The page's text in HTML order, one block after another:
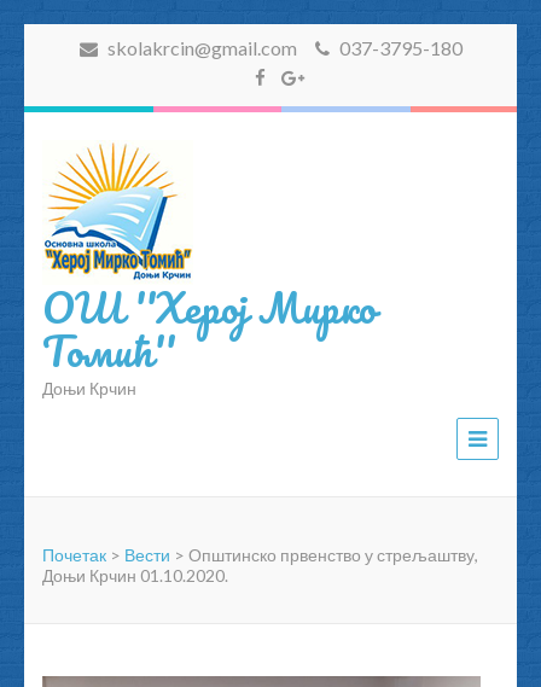
skolakrcin@gmail.com 037-3795-180
ОШ ''Херој Мирко
Томић''
Доњи Крчин
Почетак > Вести > Општинско првенство у стрељаштву,
Доњи Крчин 01.10.2020.